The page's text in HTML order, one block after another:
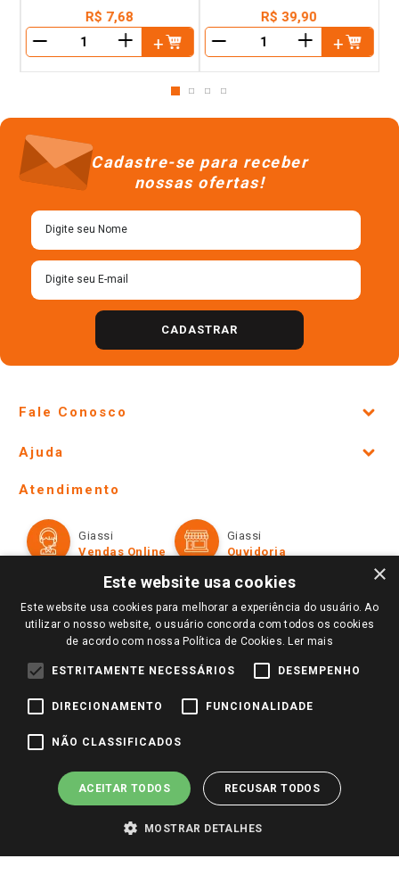
R$ 7,68
＋
R$ 39,90
＋
Cadastre-se para receber
nossas ofertas!
CADASTRAR
Fale Conosco
Lojas Físicas e Horários
Ofertas
Televendas
Perguntas frequentes
Trabalhe Conosco
Identidade Visual
Ajuda
Formas de Pagamento
Políticas de entrega
Trocas e Devoluções
Atendimento
Giassi
Vendas Online
Giassi
Ouvidoria
Redes Sociais
Pagamento e Segurança
×
Este website usa cookies
Este website usa cookies para melhorar a experiência do usuário. Ao
utilizar o nosso website, o usuário concorda com todos os cookies
de acordo com nossa Política de Cookies. Ler mais
ESTRITAMENTE NECESSÁRIOS DESEMPENHO
DIRECIONAMENTO FUNCIONALIDADE
NÃO CLASSIFICADOS
ACEITAR TODOS RECUSAR TODOS
MOSTRAR DETALHES